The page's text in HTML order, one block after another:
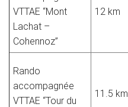
VTTAE “Mont
Lachat –
Cohennoz”
12 km
Rando
accompagnée
VTTAE “Tour du
11.5 km